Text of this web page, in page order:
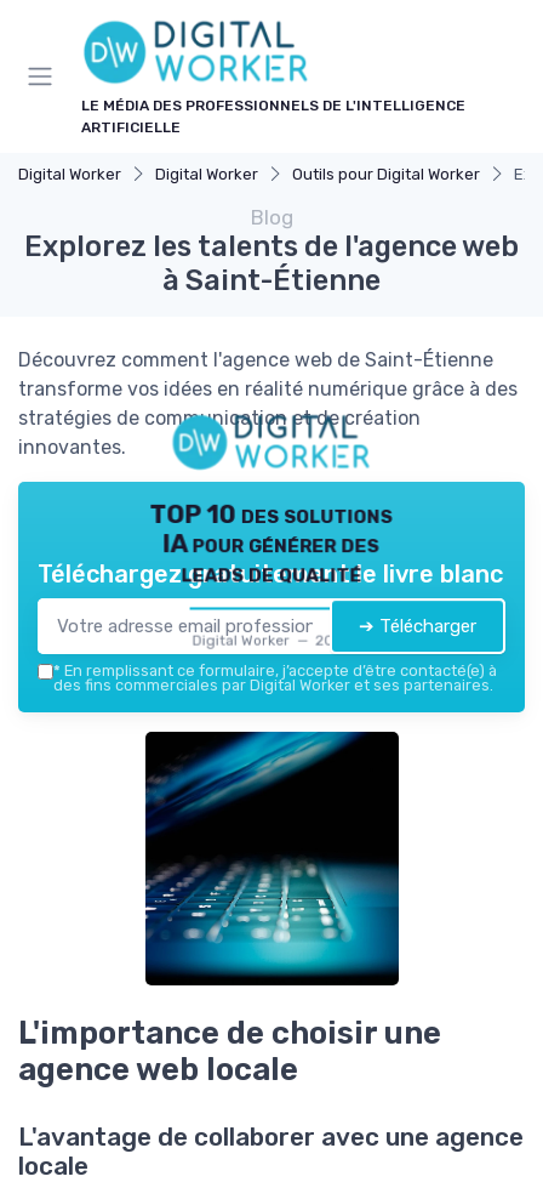
LE MÉDIA DES PROFESSIONNELS DE L'INTELLIGENCE
ARTIFICIELLE
Digital Worker Digital Worker Outils pour Digital Worker
Blog
Explorez les talents de l'agence web
à Saint-Étienne
Découvrez comment l'agence web de Saint-Étienne
transforme vos idées en réalité numérique grâce à des
stratégies de communication et de création
innovantes.
TOP 10 des solutions
IA pour générer des
leads de qualité
Digital Worker — 2026
Téléchargez gratuitement le livre blanc
➔ Télécharger
* En remplissant ce formulaire, j’accepte d’être contacté(e) à
des fins commerciales par Digital Worker et ses partenaires.
L'importance de choisir une
agence web locale
L'avantage de collaborer avec une agence
locale